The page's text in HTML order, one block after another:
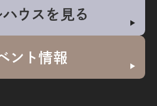
ウスを見る
ント情報